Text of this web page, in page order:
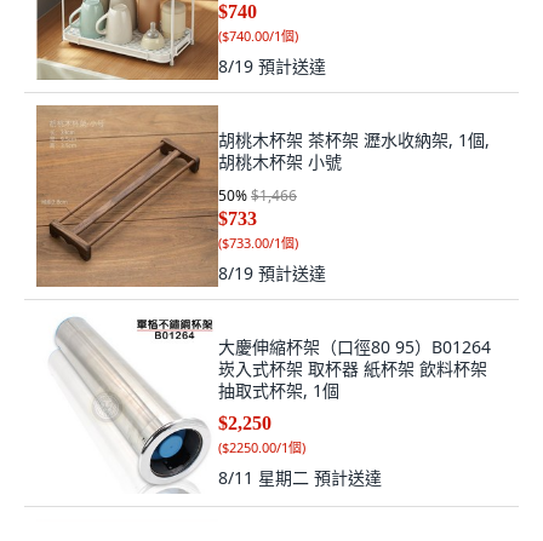
$740
($740.00/1個)
8/19 預計送達
胡桃木杯架 茶杯架 瀝水收納架, 1個,
胡桃木杯架 小號
50%$1,466
$733
($733.00/1個)
8/19 預計送達
大慶伸縮杯架（口徑80 95）B01264
崁入式杯架 取杯器 紙杯架 飲料杯架
抽取式杯架, 1個
$2,250
($2250.00/1個)
8/11 星期二 預計送達